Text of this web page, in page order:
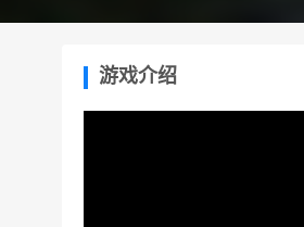
游戏介绍